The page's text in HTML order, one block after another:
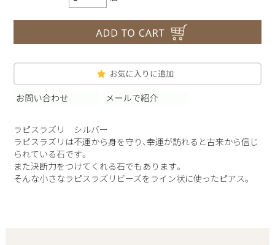
ラピスラズリ シルバー
ラピスラズリは不運から身を守り、幸運が訪れると古来から信じ
られている石です。
また決断力をつけてくれる石でもあります。
そんな小さなラピスラズリビーズをライン状に使ったピアス。